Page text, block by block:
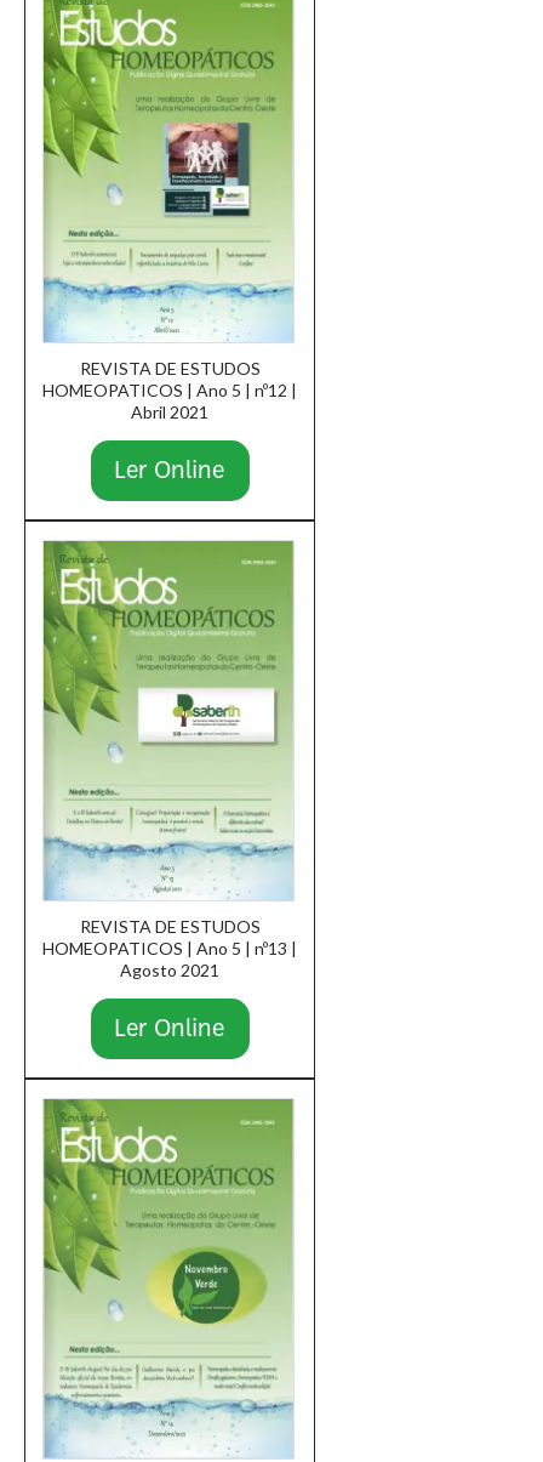
REVISTA DE ESTUDOS
HOMEOPATICOS | Ano 5 | nº12 |
Abril 2021
Ler Online
REVISTA DE ESTUDOS
HOMEOPATICOS | Ano 5 | nº13 |
Agosto 2021
Ler Online